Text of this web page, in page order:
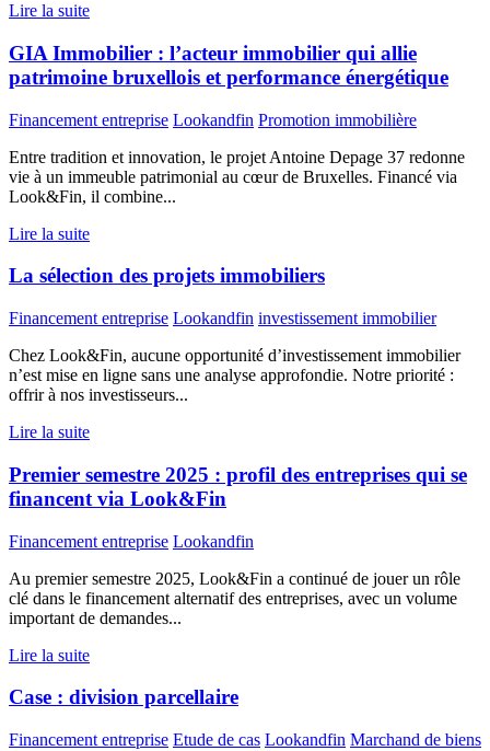
Lire la suite
GIA Immobilier : l’acteur immobilier qui allie
patrimoine bruxellois et performance énergétique
Financement entreprise Lookandfin Promotion immobilière
Entre tradition et innovation, le projet Antoine Depage 37 redonne
vie à un immeuble patrimonial au cœur de Bruxelles. Financé via
Look&Fin, il combine...
Lire la suite
La sélection des projets immobiliers
Financement entreprise Lookandfin investissement immobilier
Chez Look&Fin, aucune opportunité d’investissement immobilier
n’est mise en ligne sans une analyse approfondie. Notre priorité :
offrir à nos investisseurs...
Lire la suite
Premier semestre 2025 : profil des entreprises qui se
financent via Look&Fin
Financement entreprise Lookandfin
Au premier semestre 2025, Look&Fin a continué de jouer un rôle
clé dans le financement alternatif des entreprises, avec un volume
important de demandes...
Lire la suite
Case : division parcellaire
Financement entreprise Etude de cas Lookandfin Marchand de biens